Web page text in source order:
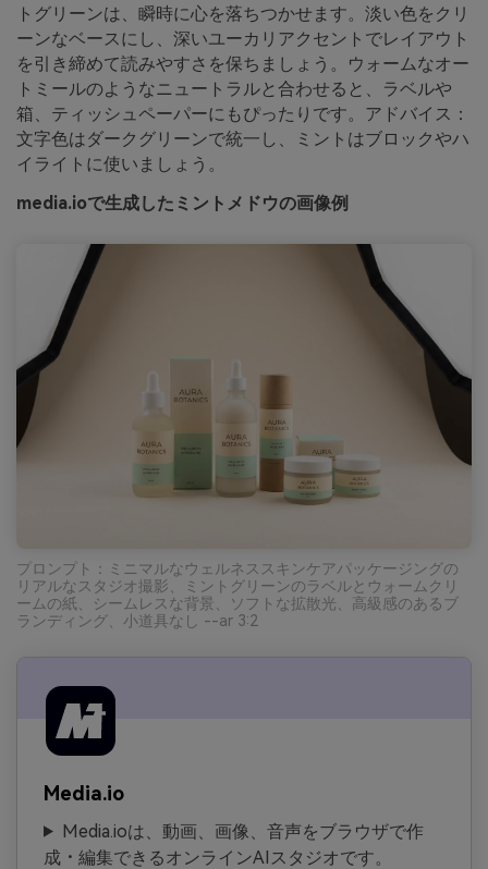
トグリーンは、瞬時に心を落ちつかせます。淡い色をクリ
ーンなベースにし、深いユーカリアクセントでレイアウト
を引き締めて読みやすさを保ちましょう。ウォームなオー
トミールのようなニュートラルと合わせると、ラベルや
箱、ティッシュペーパーにもぴったりです。アドバイス：
文字色はダークグリーンで統一し、ミントはブロックやハ
イライトに使いましょう。
media.ioで生成したミントメドウの画像例
プロンプト：ミニマルなウェルネススキンケアパッケージングの
リアルなスタジオ撮影、ミントグリーンのラベルとウォームクリ
ームの紙、シームレスな背景、ソフトな拡散光、高級感のあるブ
ランディング、小道具なし --ar 3:2
Media.io
Media.ioは、動画、画像、音声をブラウザで作
成・編集できるオンラインAIスタジオです。